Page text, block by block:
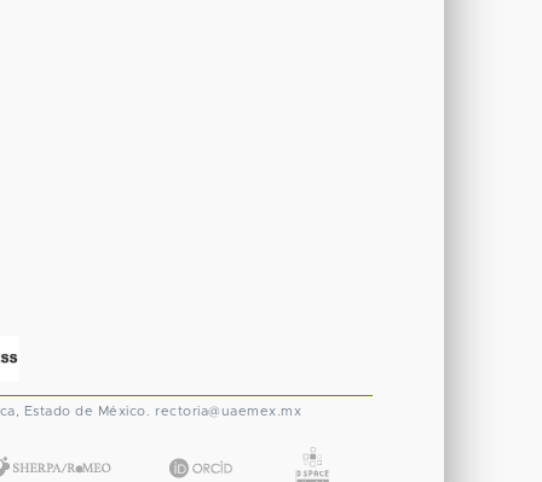
Estado de México. rectoria@uaemex.mx